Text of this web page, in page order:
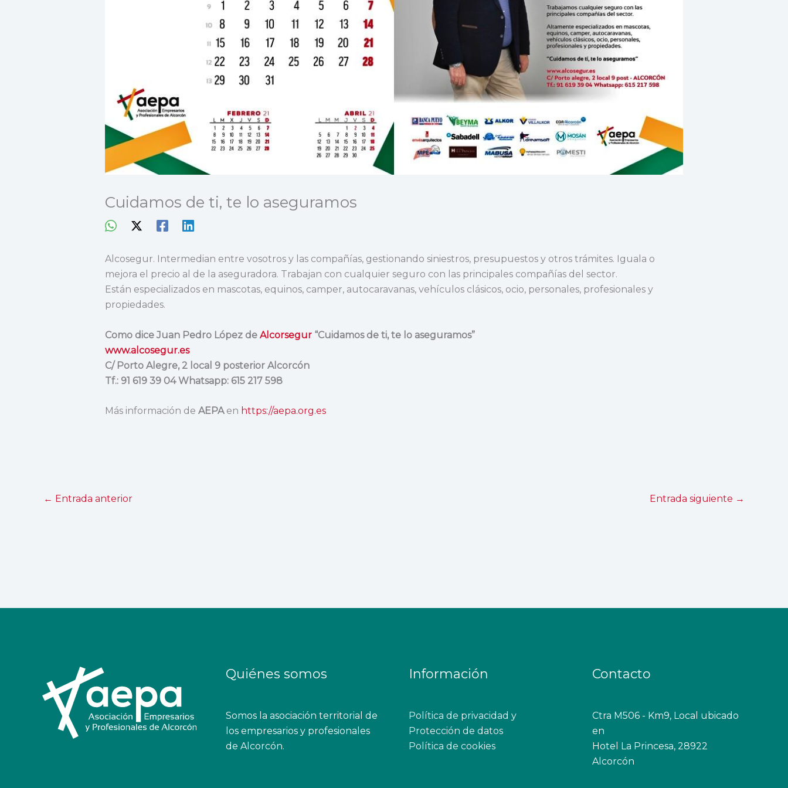
Cuidamos de ti, te lo aseguramos
Alcosegur. Intermedian entre vosotros y las compañías, gestionando siniestros, presupuestos y otros trámites. Iguala o
mejora el precio al de la aseguradora. Trabajan con cualquier seguro con las principales compañías del sector.
Están especializados en mascotas, equinos, camper, autocaravanas, vehículos clásicos, ocio, personales, profesionales y
propiedades.
Como dice Juan Pedro López de Alcorsegur“Cuidamos de ti, te lo aseguramos”
www.alcosegur.es
C/ Porto Alegre, 2 local 9 posterior Alcorcón
Tf.: 91 619 39 04 Whatsapp: 615 217 598
Más información de AEPAen https://aepa.org.es
← Entrada anterior Entrada siguiente →
Quiénes somos
Somos la asociación territorial de
los empresarios y profesionales
de Alcorcón.
Información
Política de privacidad y
Protección de datos
Política de cookies
Contacto
Ctra M506 - Km9, Local ubicado
en
Hotel La Princesa, 28922
Alcorcón